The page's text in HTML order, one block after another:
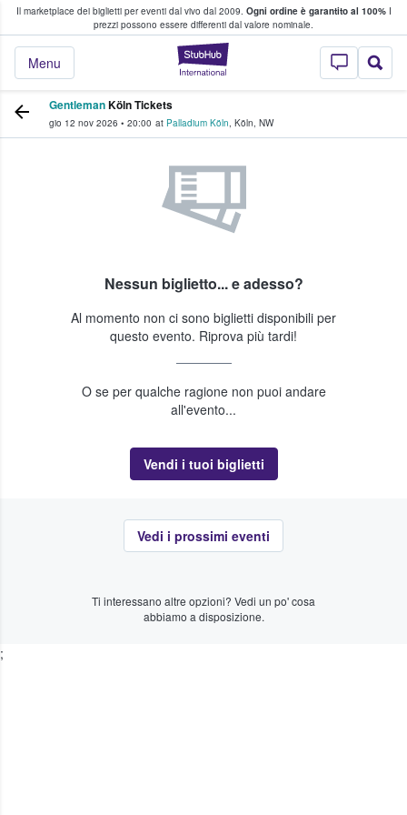
Il marketplace dei biglietti per eventi dal vivo dal 2009. Ogni ordine è garantito al 100%I
prezzi possono essere differenti dal valore nominale.
StubHub - Dove
Menu
fan comprano e vendono biglietti
GentlemanKöln Tickets
gio 12 nov 2026 • 20:00 at Palladium Köln, Köln, NW
Nessun biglietto... e adesso?
Al momento non ci sono biglietti disponibili per
questo evento. Riprova più tardi!
O se per qualche ragione non puoi andare
all'evento...
Vendi i tuoi biglietti
Vedi i prossimi eventi
Ti interessano altre opzioni? Vedi un po' cosa
abbiamo a disposizione.
;